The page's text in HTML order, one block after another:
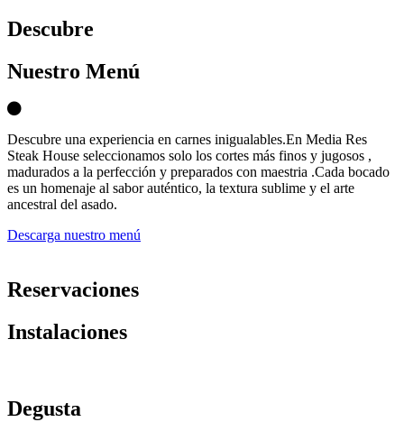
Descubre
Nuestro Menú
Descubre una experiencia en carnes inigualables.En Media Res
Steak House seleccionamos solo los cortes más finos y jugosos ,
madurados a la perfección y preparados con maestria .Cada bocado
es un homenaje al sabor auténtico, la textura sublime y el arte
ancestral del asado.
Descarga nuestro menú
Reservaciones
Instalaciones
Degusta